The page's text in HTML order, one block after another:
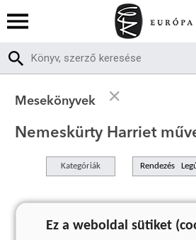
Mesekönyvek
Nemeskürty Harriet
Kategóriák Rendezés
A keresett kifejezésre
Ez a weboldal sütiket